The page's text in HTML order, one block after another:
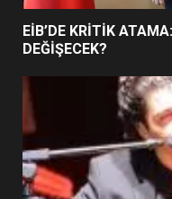
YENİ
EİB’DE KRİTİK
DEĞİŞECEK?